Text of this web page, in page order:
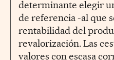
determinante elegir
de referencia -al que
rentabilidad del
revalorización. Las
valores con escasa